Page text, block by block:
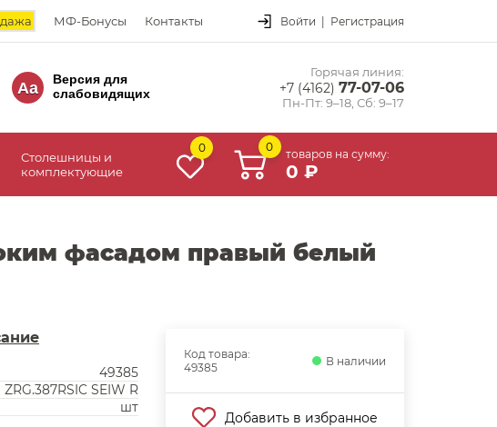
МФ-Бонусы Контакты Войти | Регистрация
Aa
Версия для
слабовидящих
Горячая линия:
+7 (4162) 77-07-06
Пн-Пт: 9–18, Сб: 9–17
Столешницы и
комплектующие
0 0
товаров на сумму:
0 ₽
фасадом правый белый
49385
ZRG.387RSIC SEIW R
шт
Код товара:
49385
В наличии
Добавить в избранное